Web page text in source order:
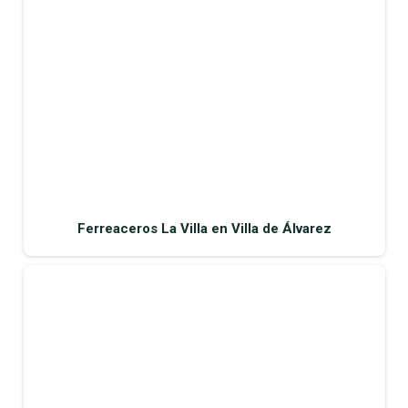
Ferreaceros La Villa en Villa de Álvarez